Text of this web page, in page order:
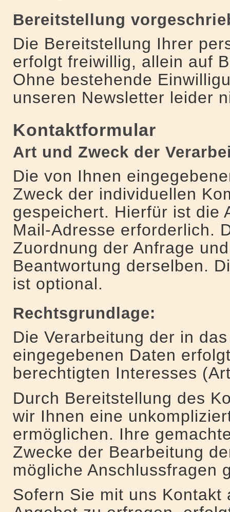
Bereitstellung
Die Bereitstellung Ihrer
erfolgt freiwillig, allein auf
Ohne bestehende
unseren Newsletter leider
Kontaktformular
Art und Zweck der
Die von Ihnen
Zweck der individuellen
gespeichert. Hierfür ist die
Mail-Adresse erforderlich.
Zuordnung der Anfrage
Beantwortung derselben.
ist optional.
Rechtsgrundlage:
Die Verarbeitung der in
eingegebenen Daten
berechtigten Interesses
Durch Bereitstellung des
wir Ihnen eine
ermöglichen. Ihre
Zwecke der Bearbeitung
mögliche Anschlussfragen
Sofern Sie mit uns Kontakt